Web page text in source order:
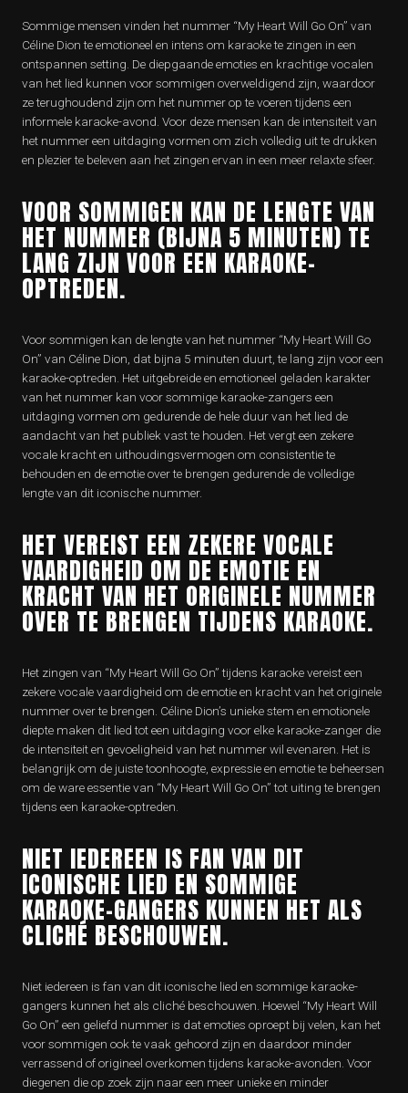
Sommige mensen vinden het nummer “My Heart Will Go On” van
Céline Dion te emotioneel en intens om karaoke te zingen in een
ontspannen setting. De diepgaande emoties en krachtige vocalen
van het lied kunnen voor sommigen overweldigend zijn, waardoor
ze terughoudend zijn om het nummer op te voeren tijdens een
informele karaoke-avond. Voor deze mensen kan de intensiteit van
het nummer een uitdaging vormen om zich volledig uit te drukken
en plezier te beleven aan het zingen ervan in een meer relaxte sfeer.
VOOR SOMMIGEN KAN DE LENGTE VAN
HET NUMMER (BIJNA 5 MINUTEN) TE
LANG ZIJN VOOR EEN KARAOKE-
OPTREDEN.
Voor sommigen kan de lengte van het nummer “My Heart Will Go
On” van Céline Dion, dat bijna 5 minuten duurt, te lang zijn voor een
karaoke-optreden. Het uitgebreide en emotioneel geladen karakter
van het nummer kan voor sommige karaoke-zangers een
uitdaging vormen om gedurende de hele duur van het lied de
aandacht van het publiek vast te houden. Het vergt een zekere
vocale kracht en uithoudingsvermogen om consistentie te
behouden en de emotie over te brengen gedurende de volledige
lengte van dit iconische nummer.
HET VEREIST EEN ZEKERE VOCALE
VAARDIGHEID OM DE EMOTIE EN
KRACHT VAN HET ORIGINELE NUMMER
OVER TE BRENGEN TIJDENS KARAOKE.
Het zingen van “My Heart Will Go On” tijdens karaoke vereist een
zekere vocale vaardigheid om de emotie en kracht van het originele
nummer over te brengen. Céline Dion’s unieke stem en emotionele
diepte maken dit lied tot een uitdaging voor elke karaoke-zanger die
de intensiteit en gevoeligheid van het nummer wil evenaren. Het is
belangrijk om de juiste toonhoogte, expressie en emotie te beheersen
om de ware essentie van “My Heart Will Go On” tot uiting te brengen
tijdens een karaoke-optreden.
NIET IEDEREEN IS FAN VAN DIT
ICONISCHE LIED EN SOMMIGE
KARAOKE-GANGERS KUNNEN HET ALS
CLICHÉ BESCHOUWEN.
Niet iedereen is fan van dit iconische lied en sommige karaoke-
gangers kunnen het als cliché beschouwen. Hoewel “My Heart Will
Go On” een geliefd nummer is dat emoties oproept bij velen, kan het
voor sommigen ook te vaak gehoord zijn en daardoor minder
verrassend of origineel overkomen tijdens karaoke-avonden. Voor
diegenen die op zoek zijn naar een meer unieke en minder